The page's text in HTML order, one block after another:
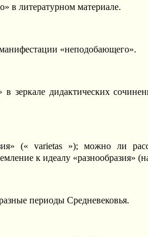
в литературном материале.
«неподобающего».
зеркале дидактических
(« varietas »); можно ли
к идеалу
периоды Средневековья.